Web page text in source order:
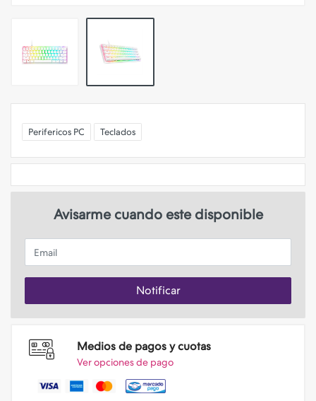
Perifericos PC Teclados
Avisarme cuando este disponible
Email
Notificar
Medios de pagos y cuotas
Ver opciones de pago